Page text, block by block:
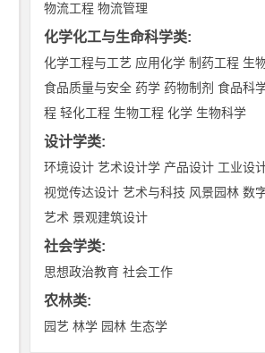
物流工程 物流管理
化学化工与生命科学类:
化学工程与工艺 应用化学 制药工程 生
食品质量与安全 药学 药物制剂 食品科
程 轻化工程 生物工程 化学 生物科学
设计学类:
环境设计 艺术设计学 产品设计 工业设
视觉传达设计 艺术与科技 风景园林 数
艺术 景观建筑设计
社会学类:
思想政治教育 社会工作
农林类:
园艺 林学 园林 生态学